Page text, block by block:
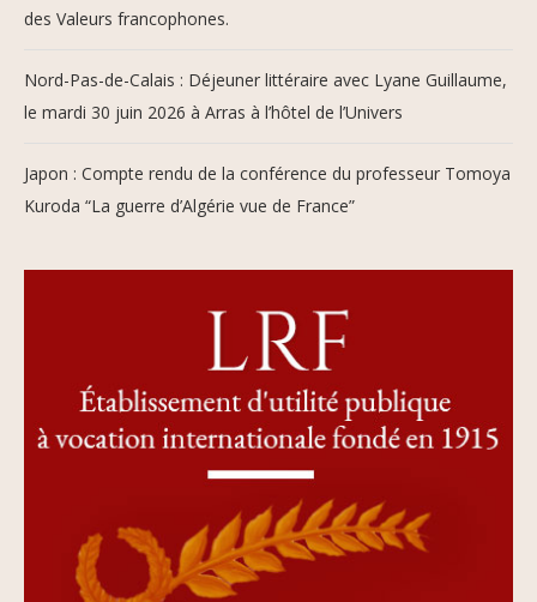
des Valeurs francophones.
Nord-Pas-de-Calais : Déjeuner littéraire avec Lyane Guillaume,
le mardi 30 juin 2026 à Arras à l’hôtel de l’Univers
Japon : Compte rendu de la conférence du professeur Tomoya
Kuroda “La guerre d’Algérie vue de France”